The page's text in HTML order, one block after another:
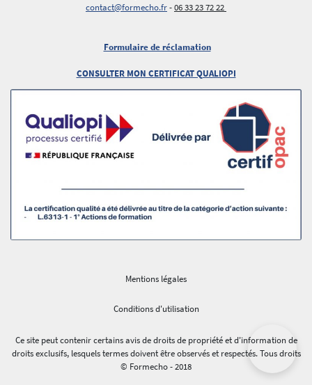
contact@formecho.fr-06 33 23 72 22
Formulaire de réclamation
CONSULTER MON CERTIFICAT QUALIOPI
Mentions légales
Conditions d'utilisation
Ce site peut contenir certains avis de droits de propriété et d'information de
droits exclusifs, lesquels termes doivent être observés et respectés. Tous droits
© Formecho - 2018